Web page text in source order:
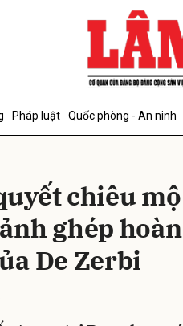
Pháp luật Quốc phòng - An ninh
chiêu
ghép
De Zerbi
Gửi bình luận